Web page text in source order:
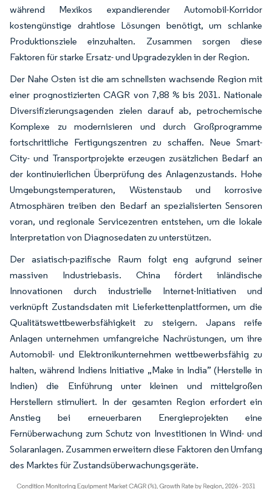
während Mexikos expandierender Automobil-Korridor
kostengünstige drahtlose Lösungen benötigt, um schlanke
Produktionsziele einzuhalten. Zusammen sorgen diese
Faktoren für starke Ersatz- und Upgradezyklen in der Region.
Der Nahe Osten ist die am schnellsten wachsende Region mit
einer prognostizierten CAGR von 7,88 % bis 2031. Nationale
Diversifizierungsagenden zielen darauf ab, petrochemische
Komplexe zu modernisieren und durch Großprogramme
fortschrittliche Fertigungszentren zu schaffen. Neue Smart-
City- und Transportprojekte erzeugen zusätzlichen Bedarf an
der kontinuierlichen Überprüfung des Anlagenzustands. Hohe
Umgebungstemperaturen, Wüstenstaub und korrosive
Atmosphären treiben den Bedarf an spezialisierten Sensoren
voran, und regionale Servicezentren entstehen, um die lokale
Interpretation von Diagnosedaten zu unterstützen.
Der asiatisch-pazifische Raum folgt eng aufgrund seiner
massiven Industriebasis. China fördert inländische
Innovationen durch industrielle Internet-Initiativen und
verknüpft Zustandsdaten mit Lieferkettenplattformen, um die
Qualitätswettbewerbsfähigkeit zu steigern. Japans reife
Anlagen unternehmen umfangreiche Nachrüstungen, um ihre
Automobil- und Elektronikunternehmen wettbewerbsfähig zu
halten, während Indiens Initiative „Make in India” (Herstelle in
Indien) die Einführung unter kleinen und mittelgroßen
Herstellern stimuliert. In der gesamten Region erfordert ein
Anstieg bei erneuerbaren Energieprojekten eine
Fernüberwachung zum Schutz von Investitionen in Wind- und
Solaranlagen. Zusammen erweitern diese Faktoren den Umfang
des Marktes für Zustandsüberwachungsgeräte.